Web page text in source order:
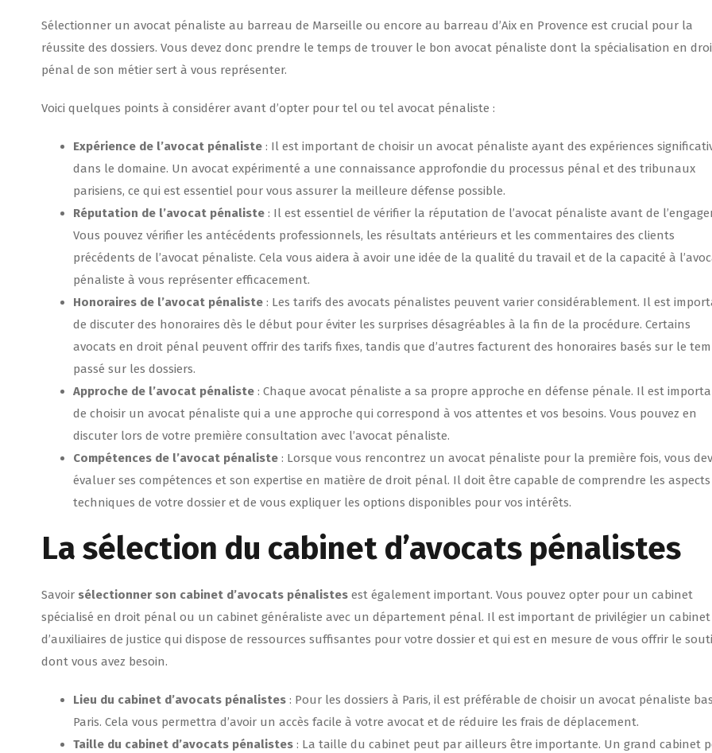
Sélectionner un avocat pénaliste au barreau de Marseille ou encore au barreau d’Aix en Provence est crucial pour la
réussite des dossiers. Vous devez donc prendre le temps de trouver le bon avocat pénaliste dont la spécialisation en
pénal de son métier sert à vous représenter.
Voici quelques points à considérer avant d’opter pour tel ou tel avocat pénaliste :
Expérience de l’avocat pénaliste : Il est important de choisir un avocat pénaliste ayant des expériences
dans le domaine. Un avocat expérimenté a une connaissance approfondie du processus pénal et des tribunaux
parisiens, ce qui est essentiel pour vous assurer la meilleure défense possible.
Réputation de l’avocat pénaliste : Il est essentiel de vérifier la réputation de l’avocat pénaliste avant de
Vous pouvez vérifier les antécédents professionnels, les résultats antérieurs et les commentaires des clients
précédents de l’avocat pénaliste. Cela vous aidera à avoir une idée de la qualité du travail et de la capacité à
pénaliste à vous représenter efficacement.
Honoraires de l’avocat pénaliste : Les tarifs des avocats pénalistes peuvent varier considérablement. Il est
de discuter des honoraires dès le début pour éviter les surprises désagréables à la fin de la procédure. Certains
avocats en droit pénal peuvent offrir des tarifs fixes, tandis que d’autres facturent des honoraires basés sur le
passé sur les dossiers.
Approche de l’avocat pénaliste : Chaque avocat pénaliste a sa propre approche en défense pénale. Il est
de choisir un avocat pénaliste qui a une approche qui correspond à vos attentes et vos besoins. Vous pouvez en
discuter lors de votre première consultation avec l’avocat pénaliste.
Compétences de l’avocat pénaliste : Lorsque vous rencontrez un avocat pénaliste pour la première fois, vous
évaluer ses compétences et son expertise en matière de droit pénal. Il doit être capable de comprendre les aspects
techniques de votre dossier et de vous expliquer les options disponibles pour vos intérêts.
La sélection du cabinet d’avocats pénalistes
Savoir sélectionner son cabinet d’avocats pénalistes est également important. Vous pouvez opter pour un cabinet
spécialisé en droit pénal ou un cabinet généraliste avec un département pénal. Il est important de privilégier un cabinet
d’auxiliaires de justice qui dispose de ressources suffisantes pour votre dossier et qui est en mesure de vous offrir le
dont vous avez besoin.
Lieu du cabinet d’avocats pénalistes : Pour les dossiers à Paris, il est préférable de choisir un avocat pénaliste
Paris. Cela vous permettra d’avoir un accès facile à votre avocat et de réduire les frais de déplacement.
Taille du cabinet d’avocats pénalistes : La taille du cabinet peut par ailleurs être importante. Un grand cabinet